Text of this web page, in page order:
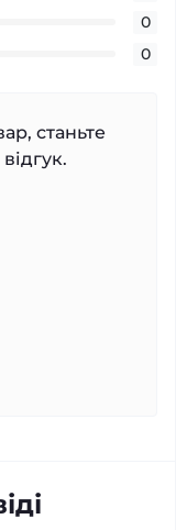
0
0
станьте